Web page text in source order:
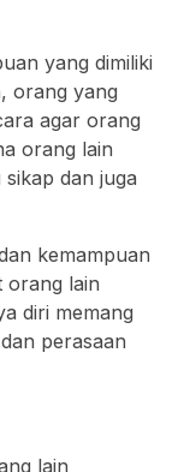
yang dimiliki
orang yang
agar orang
orang lain
dan juga
kemampuan
orang lain
diri memang
perasaan
lain